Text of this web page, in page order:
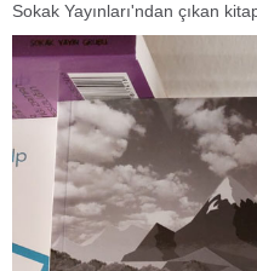
Sokak Yayınları'ndan çıkan